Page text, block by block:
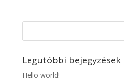
Legutóbbi bejegyzések
Hello world!